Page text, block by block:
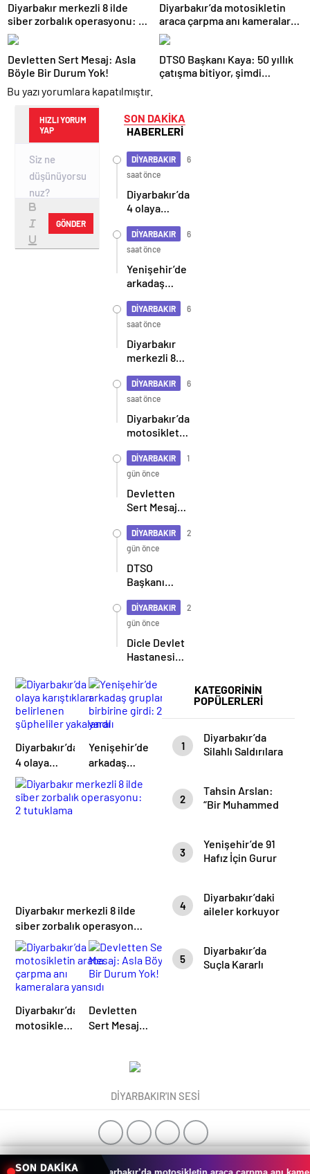
0
Diyarbakır merkezli 8 ilde
siber zorbalık operasyonu: 2
tutuklama
Diyarbakır’da motosikletin
araca çarpma anı kameralara
yansıdı
Devletten Sert Mesaj: Asla
Böyle Bir Durum Yok!
DTSO Başkanı Kaya: 50 yıllık
çatışma bitiyor, şimdi
Bu yazı yorumlara kapatılmıştır.
HIZLI YORUM
YAP
GÖNDER
SON DAKİKA
HABERLERİ
DİYARBAKIR
6
saat önce
Diyarbakır’da
4 olaya
belirlenen
şüpheliler
yakalandı
DİYARBAKIR
6
saat önce
Yenişehir’de
arkadaş
birbirine
girdi: 2
yaralı
DİYARBAKIR
6
saat önce
Diyarbakır
merkezli 8
zorbalık
operasyonu:
2 tutuklama
DİYARBAKIR
6
saat önce
Diyarbakır’da
motosikletin
çarpma anı
kameralara
yansıdı
DİYARBAKIR
1
gün önce
Devletten
Sert Mesaj:
Bir Durum
Yok!
DİYARBAKIR
2
gün önce
DTSO
Başkanı
yıllık
çatışma
bitiyor,
şimdi
demokratikleşme
ve kalkınma
zamanı
DİYARBAKIR
2
gün önce
Dicle Devlet
Hastanesi
Başladı:
İlçede Sağlık
Hizmetlerinde
KATEGORİNİN
POPÜLERLERİ
1
Diyarbakır’da
Silahlı Saldırılara
Tutuklandı
2
Tahsin Arslan:
“Bir Muhammed
Recai Geldi”
3
Yenişehir’de 91
Hafız İçin Gurur
Dualarla
Gerçekleşti
4
Diyarbakır’daki
aileler korkuyor
5
Diyarbakır’da
Suçla Kararlı
Diyarbakır’da
4 olaya
karıştıkları
belirlenen
şüpheliler
Yenişehir’de
arkadaş
grupları
birbirine
Diyarbakır merkezli 8 ilde
siber zorbalık operasyonu:
2 tutuklama
Diyarbakır’da
motosikletin
Devletten
Sert Mesaj:
DİYARBAKIR'IN SESİ
SON DAKİKA
Diyarbakır’da motosikletin araca çarpma anı kameralara yansıdı